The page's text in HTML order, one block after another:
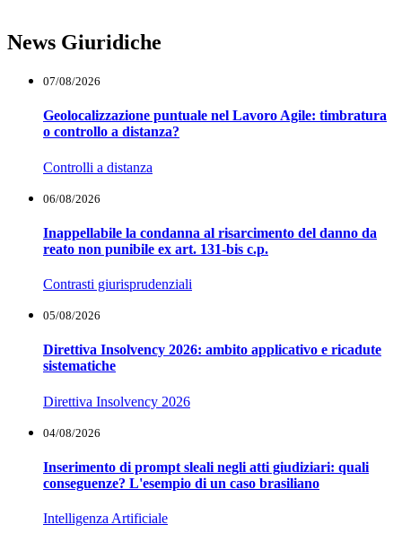
News Giuridiche
07/08/2026
Geolocalizzazione puntuale nel Lavoro Agile: timbratura
o controllo a distanza?
Controlli a distanza
06/08/2026
Inappellabile la condanna al risarcimento del danno da
reato non punibile ex art. 131-bis c.p.
Contrasti giurisprudenziali
05/08/2026
Direttiva Insolvency 2026: ambito applicativo e ricadute
sistematiche
Direttiva Insolvency 2026
04/08/2026
Inserimento di prompt sleali negli atti giudiziari: quali
conseguenze? L'esempio di un caso brasiliano
Intelligenza Artificiale